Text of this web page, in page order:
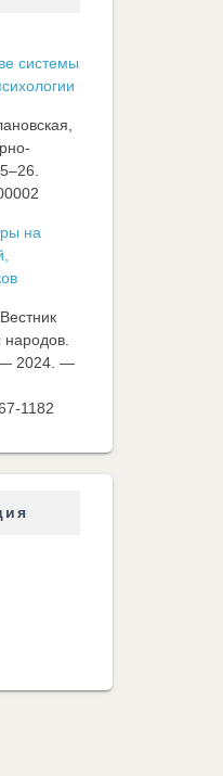
системы
на
народов.
— 2024. —
1182